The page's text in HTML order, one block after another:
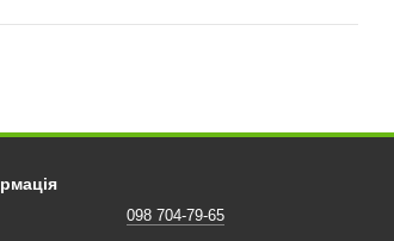
098 704-79-65